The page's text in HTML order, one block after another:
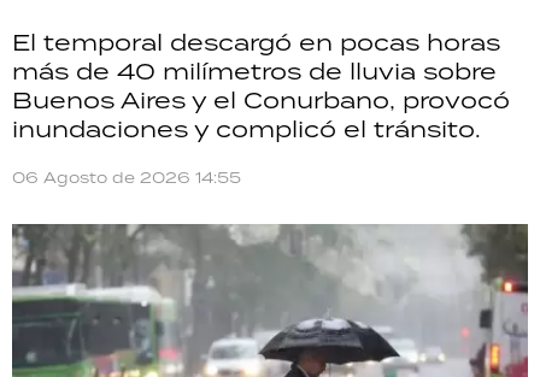
El temporal descargó en pocas horas
más de 40 milímetros de lluvia sobre
Buenos Aires y el Conurbano, provocó
inundaciones y complicó el tránsito.
06 Agosto de 2026 14:55